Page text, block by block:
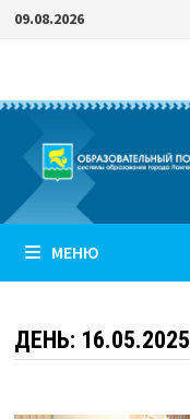
Перейти
09.08.2026
МЕНЮ
ДЕНЬ: 16.05.2025